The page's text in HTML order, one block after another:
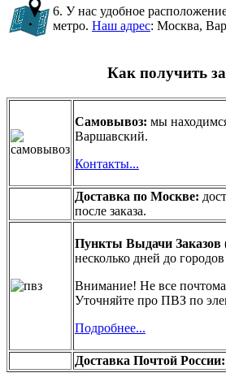
6. У нас удобное
метро. Наш адрес: Москва,
Как получить
Самовывоз: мы
Варшавский.
Контакты...
Доставка по Москве:
после заказа.
Пункты Выдачи Заказов
несколько дней до
Внимание! Не все
Уточняйте про ПВЗ по
Подробнее...
Доставка Почтой России: